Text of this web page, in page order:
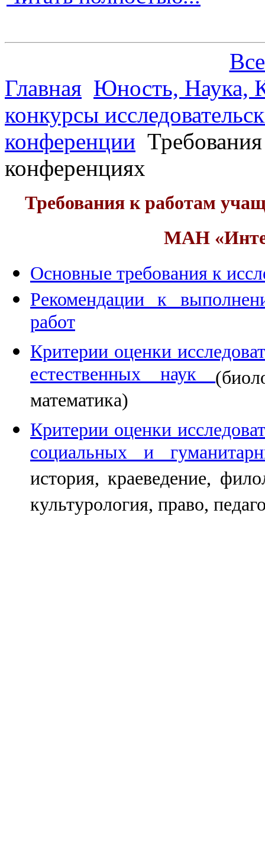
Главная Юность, Наука,
конкурсы
конференции
конференциях
Требования к работам
МАН
Основные требования к
Рекомендации к
работ
Критерии оценки
естественных наук
математика)
Критерии оценки
социальных и
история, краеведение,
культурология, право,